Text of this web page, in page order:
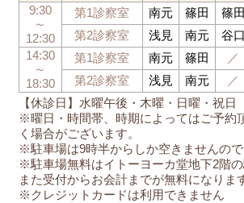
【休診日】水曜午後・木曜・日曜・祝日
※曜日・時間帯、時期によってはご予約
く場合がございます。
※駐車場は9時半からしか空きませんので
※駐車場無料はイトーヨーカ堂地下2階の
また受付からお会計までが無料になりま
※クレジットカードは利用できません
9:30
～
12:30
第1診察室 南元 篠田 篠田
第2診察室
浅見 南元 谷口
14:30
～
18:30
第1診察室 南元 篠田 ／
第2診察室
浅見 南元 ／